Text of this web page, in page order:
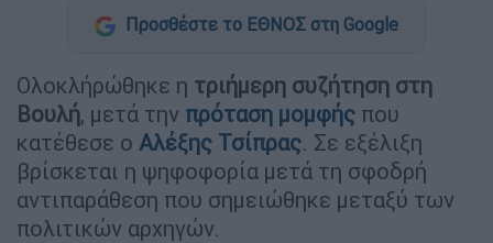
Προσθέστε το ΕΘΝΟΣ στη Google
Ολοκλήρώθηκε η τριήμερη συζήτηση στη
Βουλή, μετά την πρόταση μομφής που
κατέθεσε ο Αλέξης Τσίπρας. Σε εξέλιξη
βρίσκεται η ψηφοφορία μετά τη σφοδρή
αντιπαράθεση που σημειώθηκε μεταξύ των
πολιτικών αρχηγών.